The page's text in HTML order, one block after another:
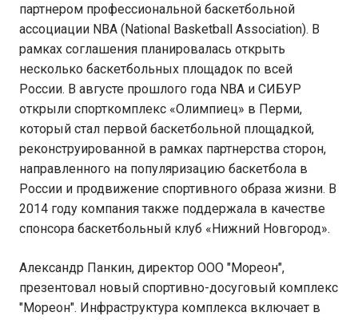
партнером профессиональной баскетбольной
ассоциации NBA (National Basketball Association). В
рамках соглашения планировалась открыть
несколько баскетбольных площадок по всей
России. В августе прошлого года NBA и СИБУР
открыли спорткомплекс «Олимпиец» в Перми,
который стал первой баскетбольной площадкой,
реконструированной в рамках партнерства сторон,
направленного на популяризацию баскетбола в
России и продвижение спортивного образа жизни. В
2014 году компания также поддержала в качестве
спонсора баскетбольный клуб «Нижний Новгород».
Александр Панкин, директор ООО "Мореон",
презентовал новый спортивно-досуговый комплекс
"Мореон". Инфраструктура комплекса включает в